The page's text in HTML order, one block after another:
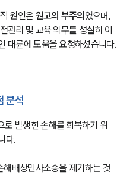
원인은 원고의 부주의였으며,
관리 및 교육 의무를 성실히 이
대륜에 도움을 요청하셨습니다.
분석
로 발생한 손해를 회복하기 위
다.
배상민사소송을 제기하는 것